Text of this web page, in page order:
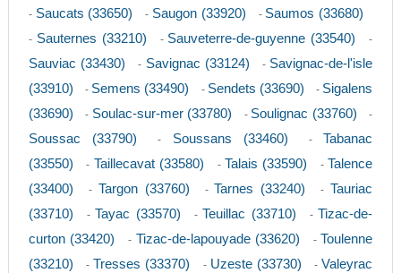
- Saucats (33650) - Saugon (33920) - Saumos (33680)
- Sauternes (33210) - Sauveterre-de-guyenne (33540) -
Sauviac (33430) - Savignac (33124) - Savignac-de-l'isle
(33910)
- Semens (33490) - Sendets (33690) - Sigalens
(33690)
- Soulac-sur-mer (33780) - Soulignac (33760) -
Soussac (33790) - Soussans (33460) - Tabanac
(33550)
- Taillecavat (33580) - Talais (33590) - Talence
(33400)
- Targon (33760) - Tarnes (33240) - Tauriac
(33710)
- Tayac (33570) - Teuillac (33710) - Tizac-de-
curton (33420)
- Tizac-de-lapouyade (33620) - Toulenne
(33210)
- Tresses (33370) - Uzeste (33730) - Valeyrac